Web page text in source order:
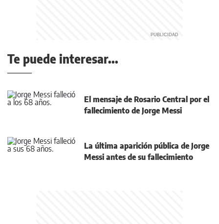
Te puede interesar...
El mensaje de Rosario Central por el
fallecimiento de Jorge Messi
La última aparición pública de Jorge
Messi antes de su fallecimiento